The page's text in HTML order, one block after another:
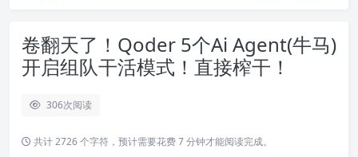
卷翻天了！Qoder 5个Ai Agent(牛马)
开启组队干活模式！直接榨干！
306次阅读
共计 2726 个字符，预计需要花费 7 分钟才能阅读完成。